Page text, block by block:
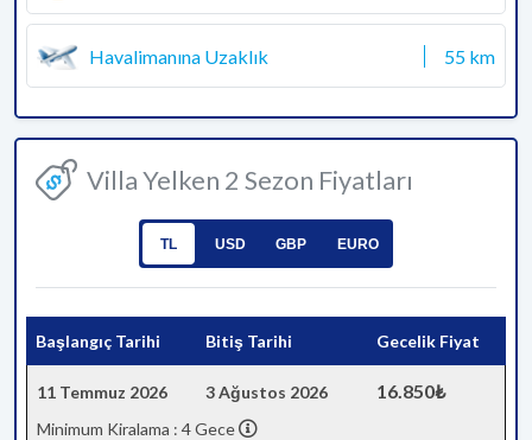
Havalimanına Uzaklık 55 km
Villa Yelken 2 Sezon Fiyatları
TL USD GBP EURO
Başlangıç Tarihi Bitiş Tarihi Gecelik Fiyat
11 Temmuz 2026 3 Ağustos 2026 16.850₺
Minimum Kiralama : 4 Gece